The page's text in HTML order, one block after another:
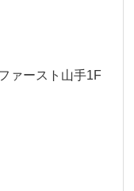
ァースト山手1F